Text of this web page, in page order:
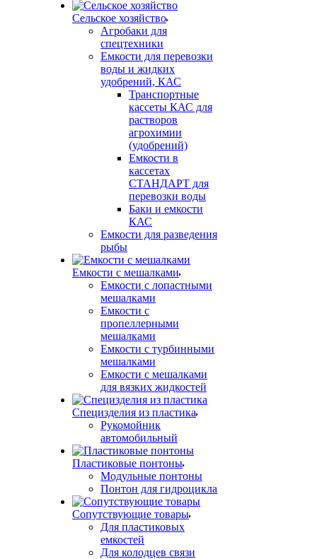
Сельское хозяйство
Агробаки для
спецтехники
Емкости для перевозки
воды и жидких
удобрений, КАС
Транспортные
кассеты КАС для
растворов
агрохимии
(удобрений)
Емкости в
кассетах
СТАНДАРТ для
перевозки воды
Баки и емкости
КАС
Емкости для разведения
рыбы
Емкости с мешалками
Емкости с лопастными
мешалками
Емкости с
пропеллерными
мешалками
Емкости с турбинными
мешалками
Емкости с мешалками
для вязких жидкостей
Специзделия из пластика
Рукомойник
автомобильный
Пластиковые понтоны
Модульные понтоны
Понтон для гидроцикла
Сопутствующие товары
Для пластиковых
емкостей
Для колодцев связи